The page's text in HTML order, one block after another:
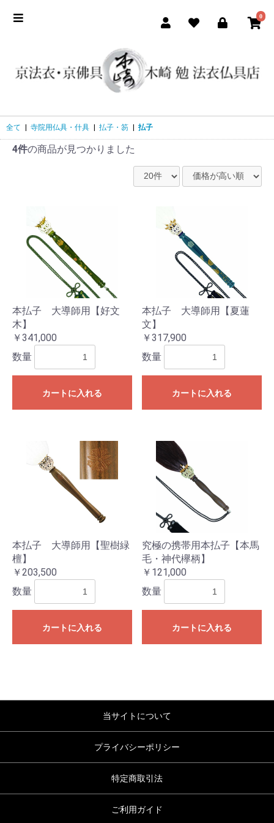
0
全て | 寺院用仏具・什具 | 払子・笏 | 払子
4件の商品が見つかりました
本払子 大導師用【好文
木】
￥341,000
数量
カートに入れる
本払子 大導師用【夏蓮
文】
￥317,900
数量
カートに入れる
本払子 大導師用【聖樹緑
檀】
￥203,500
数量
カートに入れる
究極の携帯用本払子【本馬
毛・神代欅柄】
￥121,000
数量
カートに入れる
お買い物を続ける カートへ進む
当サイトについて
プライバシーポリシー
特定商取引法
ご利用ガイド